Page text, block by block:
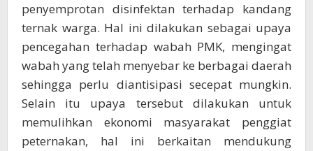
penyemprotan disinfektan terhadap kandang
ternak warga. Hal ini dilakukan sebagai upaya
pencegahan terhadap wabah PMK, mengingat
wabah yang telah menyebar ke berbagai daerah
sehingga perlu diantisipasi secepat mungkin.
Selain itu upaya tersebut dilakukan untuk
memulihkan ekonomi masyarakat penggiat
peternakan, hal ini berkaitan mendukung